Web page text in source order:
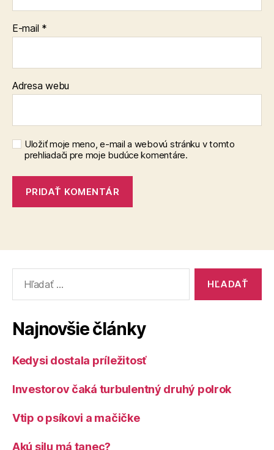
E-mail *
Adresa webu
Uložiť moje meno, e-mail a webovú stránku v tomto
prehliadači pre moje budúce komentáre.
Najnovšie články
Kedysi dostala príležitosť
Investorov čaká turbulentný druhý polrok
Vtip o psíkovi a mačičke
Akú silu má tanec?